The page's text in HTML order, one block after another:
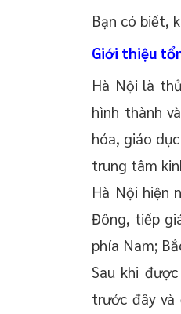
Bạn có biết,
Giới thiệu
Hà Nội là
hình thành
hóa, giáo
trung tâm
Hà Nội hiện
Đông, tiếp
phía Nam;
Sau khi
trước đây